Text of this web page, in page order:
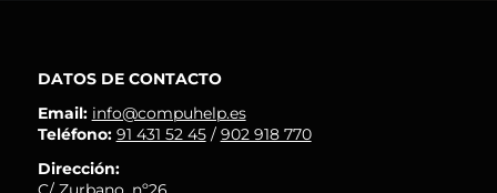
DATOS DE CONTACTO
Email: info@compuhelp.es
Teléfono: 91 431 52 45/ 902 918 770
Dirección: